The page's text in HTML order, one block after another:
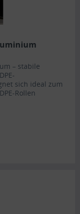
– stabile
sich ideal zum
Rollen
oder